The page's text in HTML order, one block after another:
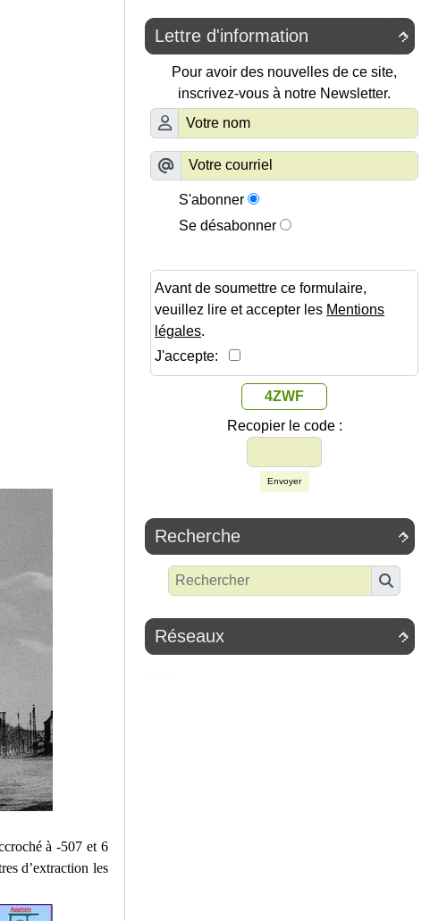
à -507 et 6
d’extraction les

Lettre d'information
Pour avoir des nouvelles de ce site,
inscrivez-vous à notre Newsletter.
S'abonner
Se désabonner
Avant de soumettre ce formulaire,
veuillez lire et accepter les Mentions
légales.
J'accepte:
4ZWF
Recopier le code :
Envoyer

Recherche

Réseaux